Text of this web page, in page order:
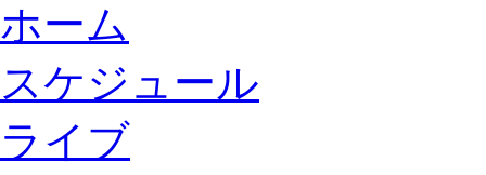
ホーム
スケジュール
ライブ